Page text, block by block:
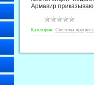
Армавир
Категория: Система